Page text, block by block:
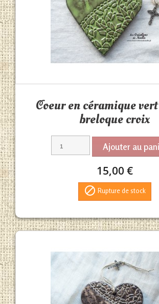
Coeur en céramique
breloque croix
Ajouter au
15,00 €
 Rupture de stock